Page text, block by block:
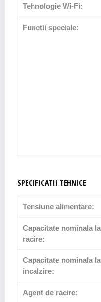
Tehnologie Wi-Fi:
Functii speciale:
SPECIFICATII TEHNICE
Tensiune alimentare:
Capacitate nominala la
racire:
Capacitate nominala la
incalzire:
Agent de racire: